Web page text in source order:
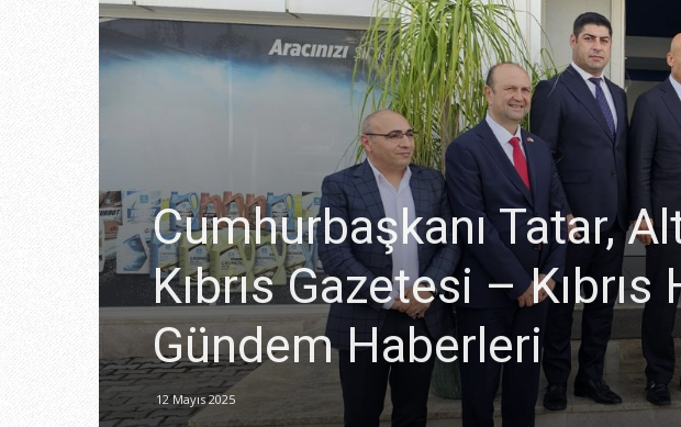
Cumhurbaşkanı Tatar,
Kıbrıs Gazetesi –
Gündem Haberleri
12 Mayıs 2025